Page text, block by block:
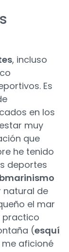
, incluso
Es
en los
muy
que
he tenido
deportes
natural de
el mar
practico
(esquí
me aficioné